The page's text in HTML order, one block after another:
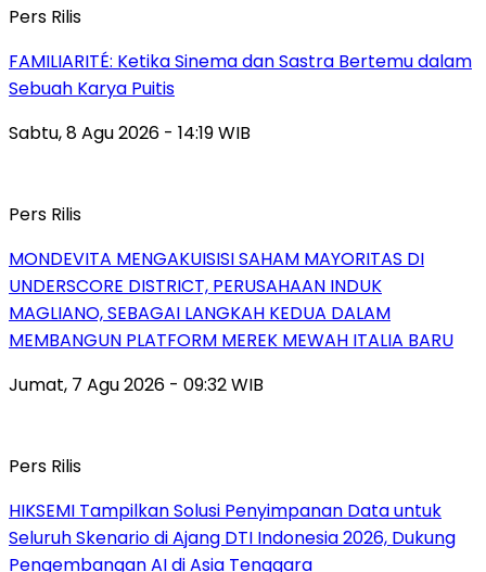
Pers Rilis
FAMILIARITÉ: Ketika Sinema dan Sastra Bertemu dalam
Sebuah Karya Puitis
Sabtu, 8 Agu 2026 - 14:19 WIB
Pers Rilis
MONDEVITA MENGAKUISISI SAHAM MAYORITAS DI
UNDERSCORE DISTRICT, PERUSAHAAN INDUK
MAGLIANO, SEBAGAI LANGKAH KEDUA DALAM
MEMBANGUN PLATFORM MEREK MEWAH ITALIA BARU
Jumat, 7 Agu 2026 - 09:32 WIB
Pers Rilis
HIKSEMI Tampilkan Solusi Penyimpanan Data untuk
Seluruh Skenario di Ajang DTI Indonesia 2026, Dukung
Pengembangan AI di Asia Tenggara